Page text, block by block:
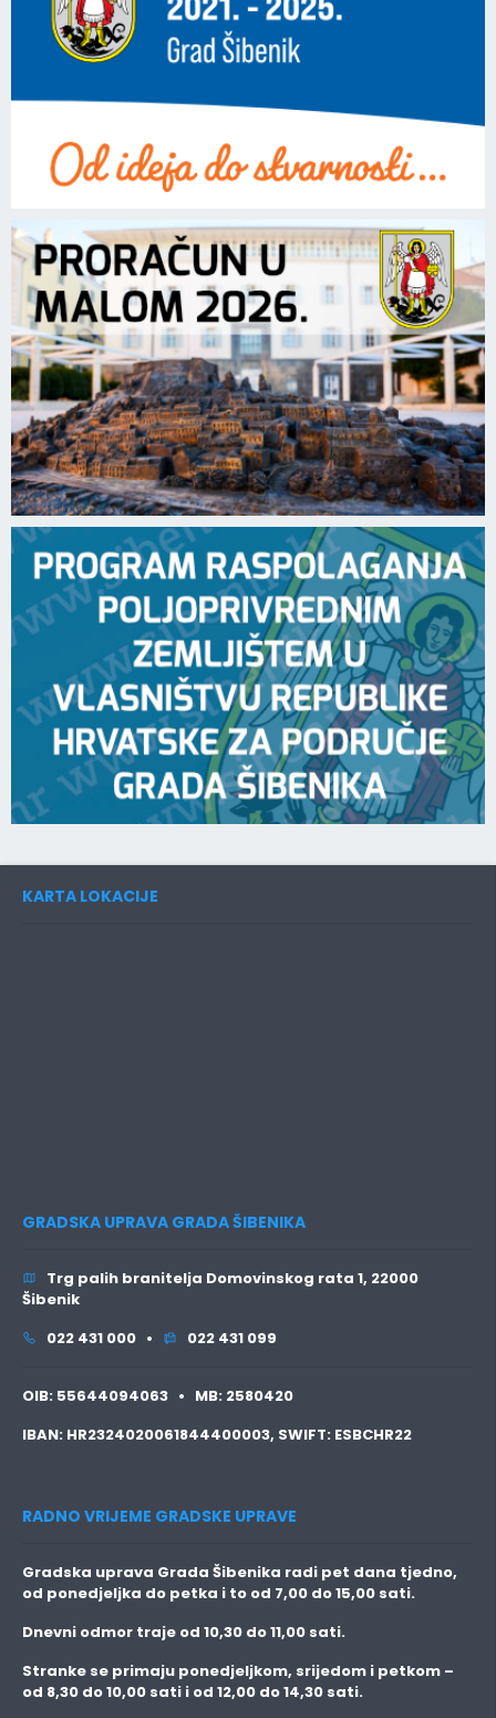
KARTA LOKACIJE
GRADSKA UPRAVA GRADA ŠIBENIKA
Trg palih branitelja Domovinskog rata 1, 22000
Šibenik
022 431 000 •
022 431 099
OIB: 55644094063 • MB: 2580420
IBAN: HR2324020061844400003, SWIFT: ESBCHR22
RADNO VRIJEME GRADSKE UPRAVE
Gradska uprava Grada Šibenika radi pet dana tjedno,
od ponedjeljka do petka i to od 7,00 do 15,00 sati.
Dnevni odmor traje od 10,30 do 11,00 sati.
Stranke se primaju ponedjeljkom, srijedom i petkom –
od 8,30 do 10,00 sati i od 12,00 do 14,30 sati.